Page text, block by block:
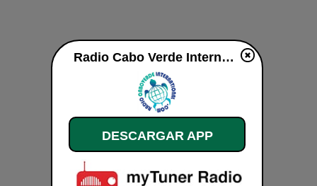
Radio Cabo Verde International en vivo
DESCARGAR APP